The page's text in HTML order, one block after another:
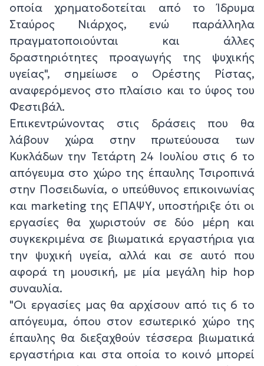
οποία χρηματοδοτείται από το Ίδρυμα
Σταύρος Νιάρχος, ενώ παράλληλα
πραγματοποιούνται και άλλες
δραστηριότητες προαγωγής της ψυχικής
υγείας", σημείωσε ο Ορέστης Ρίστας,
αναφερόμενος στο πλαίσιο και το ύφος του
Φεστιβάλ.
Επικεντρώνοντας στις δράσεις που θα
λάβουν χώρα στην πρωτεύουσα των
Κυκλάδων την Τετάρτη 24 Ιουλίου στις 6 το
απόγευμα στο χώρο της έπαυλης Τσιροπινά
στην Ποσειδωνία, ο υπεύθυνος επικοινωνίας
και marketing της ΕΠΑΨΥ, υποστήριξε ότι οι
εργασίες θα χωριστούν σε δύο μέρη και
συγκεκριμένα σε βιωματικά εργαστήρια για
την ψυχική υγεία, αλλά και σε αυτό που
αφορά τη μουσική, με μία μεγάλη hip hop
συναυλία.
"Οι εργασίες μας θα αρχίσουν από τις 6 το
απόγευμα, όπου στον εσωτερικό χώρο της
έπαυλης θα διεξαχθούν τέσσερα βιωματικά
εργαστήρια και στα οποία το κοινό μπορεί